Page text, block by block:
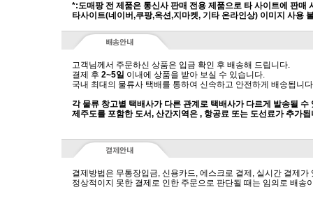
*:도매팡 전 제품은 통신사 판매 전용 제품으로 타 사이트에 판매
타사이트(네이버,쿠팡,옥션,지마켓, 기타 온라인상) 이미지 사용
고객님께서 주문하신 상품은 입금 확인 후 배송해 드립니다.
결제 후 2~5일 이내에 상품을 받아 보실 수 있습니다.
국내 최대의 물류사 택배를 통하여 신속하고 안전하게 배송됩니
각 물류 창고별 택배사가 다른 관계로 택배사가 다르게 발송될 수
제주도를 포함한 도서, 산간지역은 , 항공료 또는 도선료가 추가됩
결제방법은 무통장입금, 신용카드, 에스크로 결제, 실시간 결제가
정상적이지 못한 결제로 인한 주문으로 판단될 때는 임의로 배송